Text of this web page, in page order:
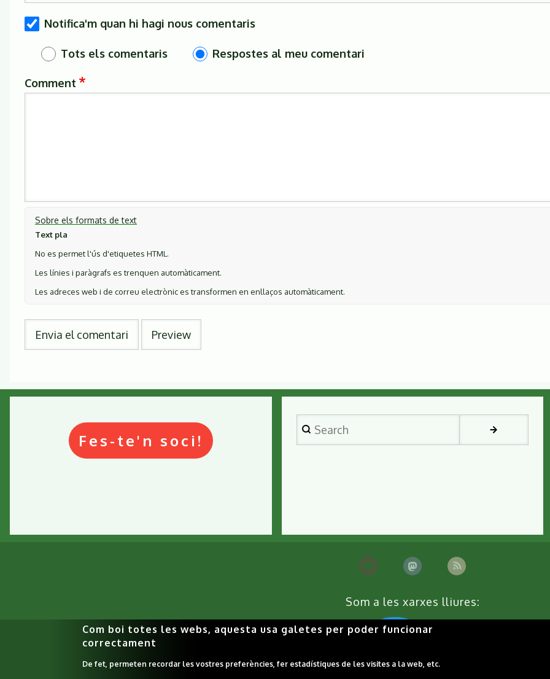
Notifica'm quan hi hagi nous comentaris
Tots els comentaris Respostes al meu comentari
Comment
Sobre els formats de text
Text pla
No es permet l'ús d'etiquetes HTML.
Les línies i paràgrafs es trenquen automàticament.
Les adreces web i de correu electrònic es transformen en enllaços automàticament.
Fes-te'n soci!
Search
Som a les xarxes lliures:
Com boi totes les webs, aquesta usa galetes per poder funcionar
correctament
De fet, permeten recordar les vostres preferències, fer estadístiques de les visites a la web, etc.